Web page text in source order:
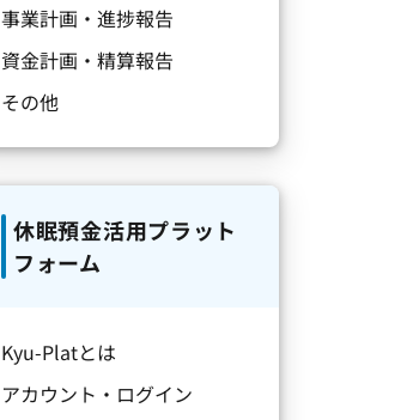
事業計画・進捗報告
資金計画・精算報告
その他
休眠預金活用プラット
フォーム
Kyu-Platとは
アカウント・ログイン